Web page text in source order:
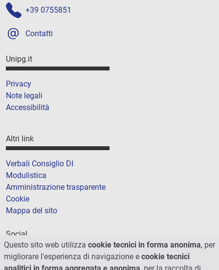
+39 0755851
Contatti
Unipg.it
Privacy
Note legali
Accessibilità
Altri link
Verbali Consiglio DI
Modulistica
Amministrazione trasparente
Cookie
Mappa del sito
Social
Questo sito web utilizza cookie tecnici in forma anonima, per
migliorare l'esperienza di navigazione e cookie tecnici